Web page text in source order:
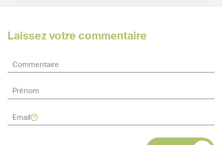
Laissez votre commentaire